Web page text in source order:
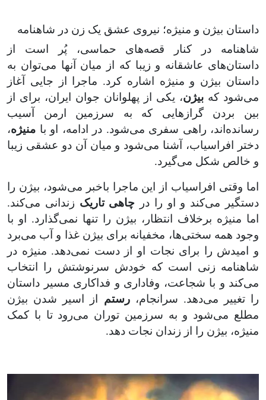
داستان بیژن و منیژه؛ نیروی عشق یک زن در شاهنامه
شاهنامه در کنار قصه‌های حماسی، پُر است از
داستان‌های عاشقانه و زیبا که از میان آنها می‌توان به
داستان بیژن و منیژه اشاره کرد. ماجرا از جایی آغاز
می‌شود که بیژن، یکی از پهلوانان جوان ایران، برای از
بین بردن گرازهایی که به سرزمین ارمن آسیب
رسانده‌اند، راهی سفری می‌شود. در ادامه، او با منیژه،
دختر افراسیاب، آشنا می‌شود و میان آن دو عشقی زیبا
و خالص شکل می‌گیرد.
اما وقتی افراسیاب از این ماجرا باخبر می‌شود، بیژن را
دستگیر می‌کند و او را در چاهی تاریک زندانی می‌کند.
اما منیژه برخلاف انتظار، بیژن را تنها نمی‌گذارد. او با
وجود همه سختی‌ها، مخفیانه برای بیژن غذا و آب می‌برد
و امیدش را برای نجات او از دست نمی‌دهد. منیژه در
شاهنامه زنی است که خودش سرنوشتش را انتخاب
می‌کند و با شجاعت، وفاداری و فداکاری مسیر داستان
را تغییر می‌دهد. سرانجام،رستم از اسیر شدن بیژن
مطلع می‌شود و به سرزمین توران می‌رود تا با کمک
منیژه، بیژن را از زندان نجات ‌دهد.